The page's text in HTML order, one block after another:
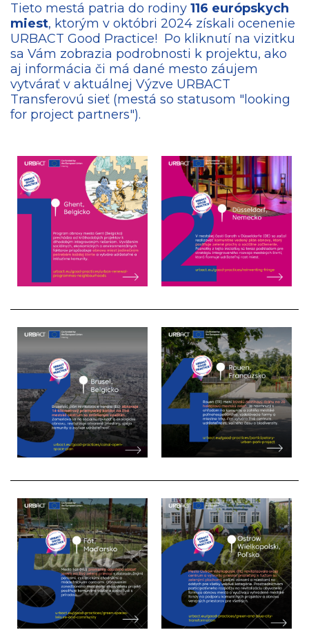
Tieto mestá patria do rodiny 116 európskych
miest, ktorým v októbri 2024 získali ocenenie
URBACT Good Practice! Po kliknutí na vizitku
sa Vám zobrazia podrobnosti k projektu, ako
aj informácia či má dané mesto záujem
vytvárať v aktuálnej Výzve URBACT
Transferovú sieť (mestá so statusom "looking
for project partners").